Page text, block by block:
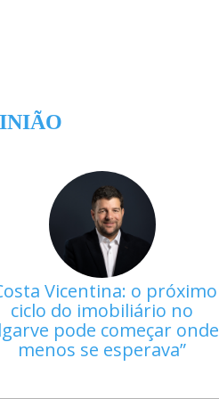
Vicentina: o próximo
ciclo do imobiliário no
pode começar onde
menos se esperava